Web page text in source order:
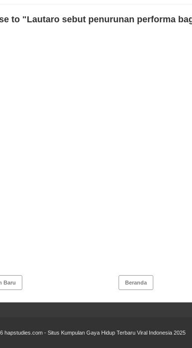
to "Lautaro sebut penurunan performa
Baru Beranda
hapstudies.com - Situs Kumpulan Gaya Hidup Terbaru Viral Indonesia 2025